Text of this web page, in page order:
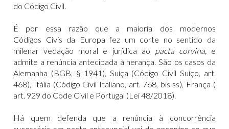
do Código Civil.
É por essa razão que a maioria dos modernos
Códigos Civis da Europa fez um corte no sentido da
milenar vedação moral e jurídica ao pacta corvina, e
admite a renúncia antecipada à herança. São os casos da
Alemanha (BGB, § 1941), Suíça (Código Civil Suíço, art.
468), Itália (Código Civil Italiano, art. 768, bis ss), França (
art. 929 do Code Civil e Portugal (Lei 48/2018).
Há quem defenda que a renúncia à concorrência